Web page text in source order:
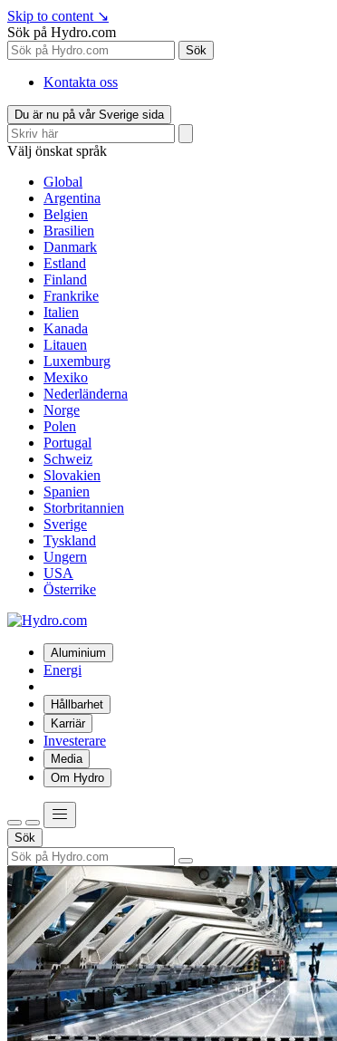
Skip to content ↘
Sök på Hydro.com
Sök
Kontakta oss
Du är nu på vår Sverige sida
Välj önskat språk
Global
Argentina
Belgien
Brasilien
Danmark
Estland
Finland
Frankrike
Italien
Kanada
Litauen
Luxemburg
Mexiko
Nederländerna
Norge
Polen
Portugal
Schweiz
Slovakien
Spanien
Storbritannien
Sverige
Tyskland
Ungern
USA
Österrike
Aluminium
Energi
Hållbarhet
Karriär
Investerare
Media
Om Hydro
Sök